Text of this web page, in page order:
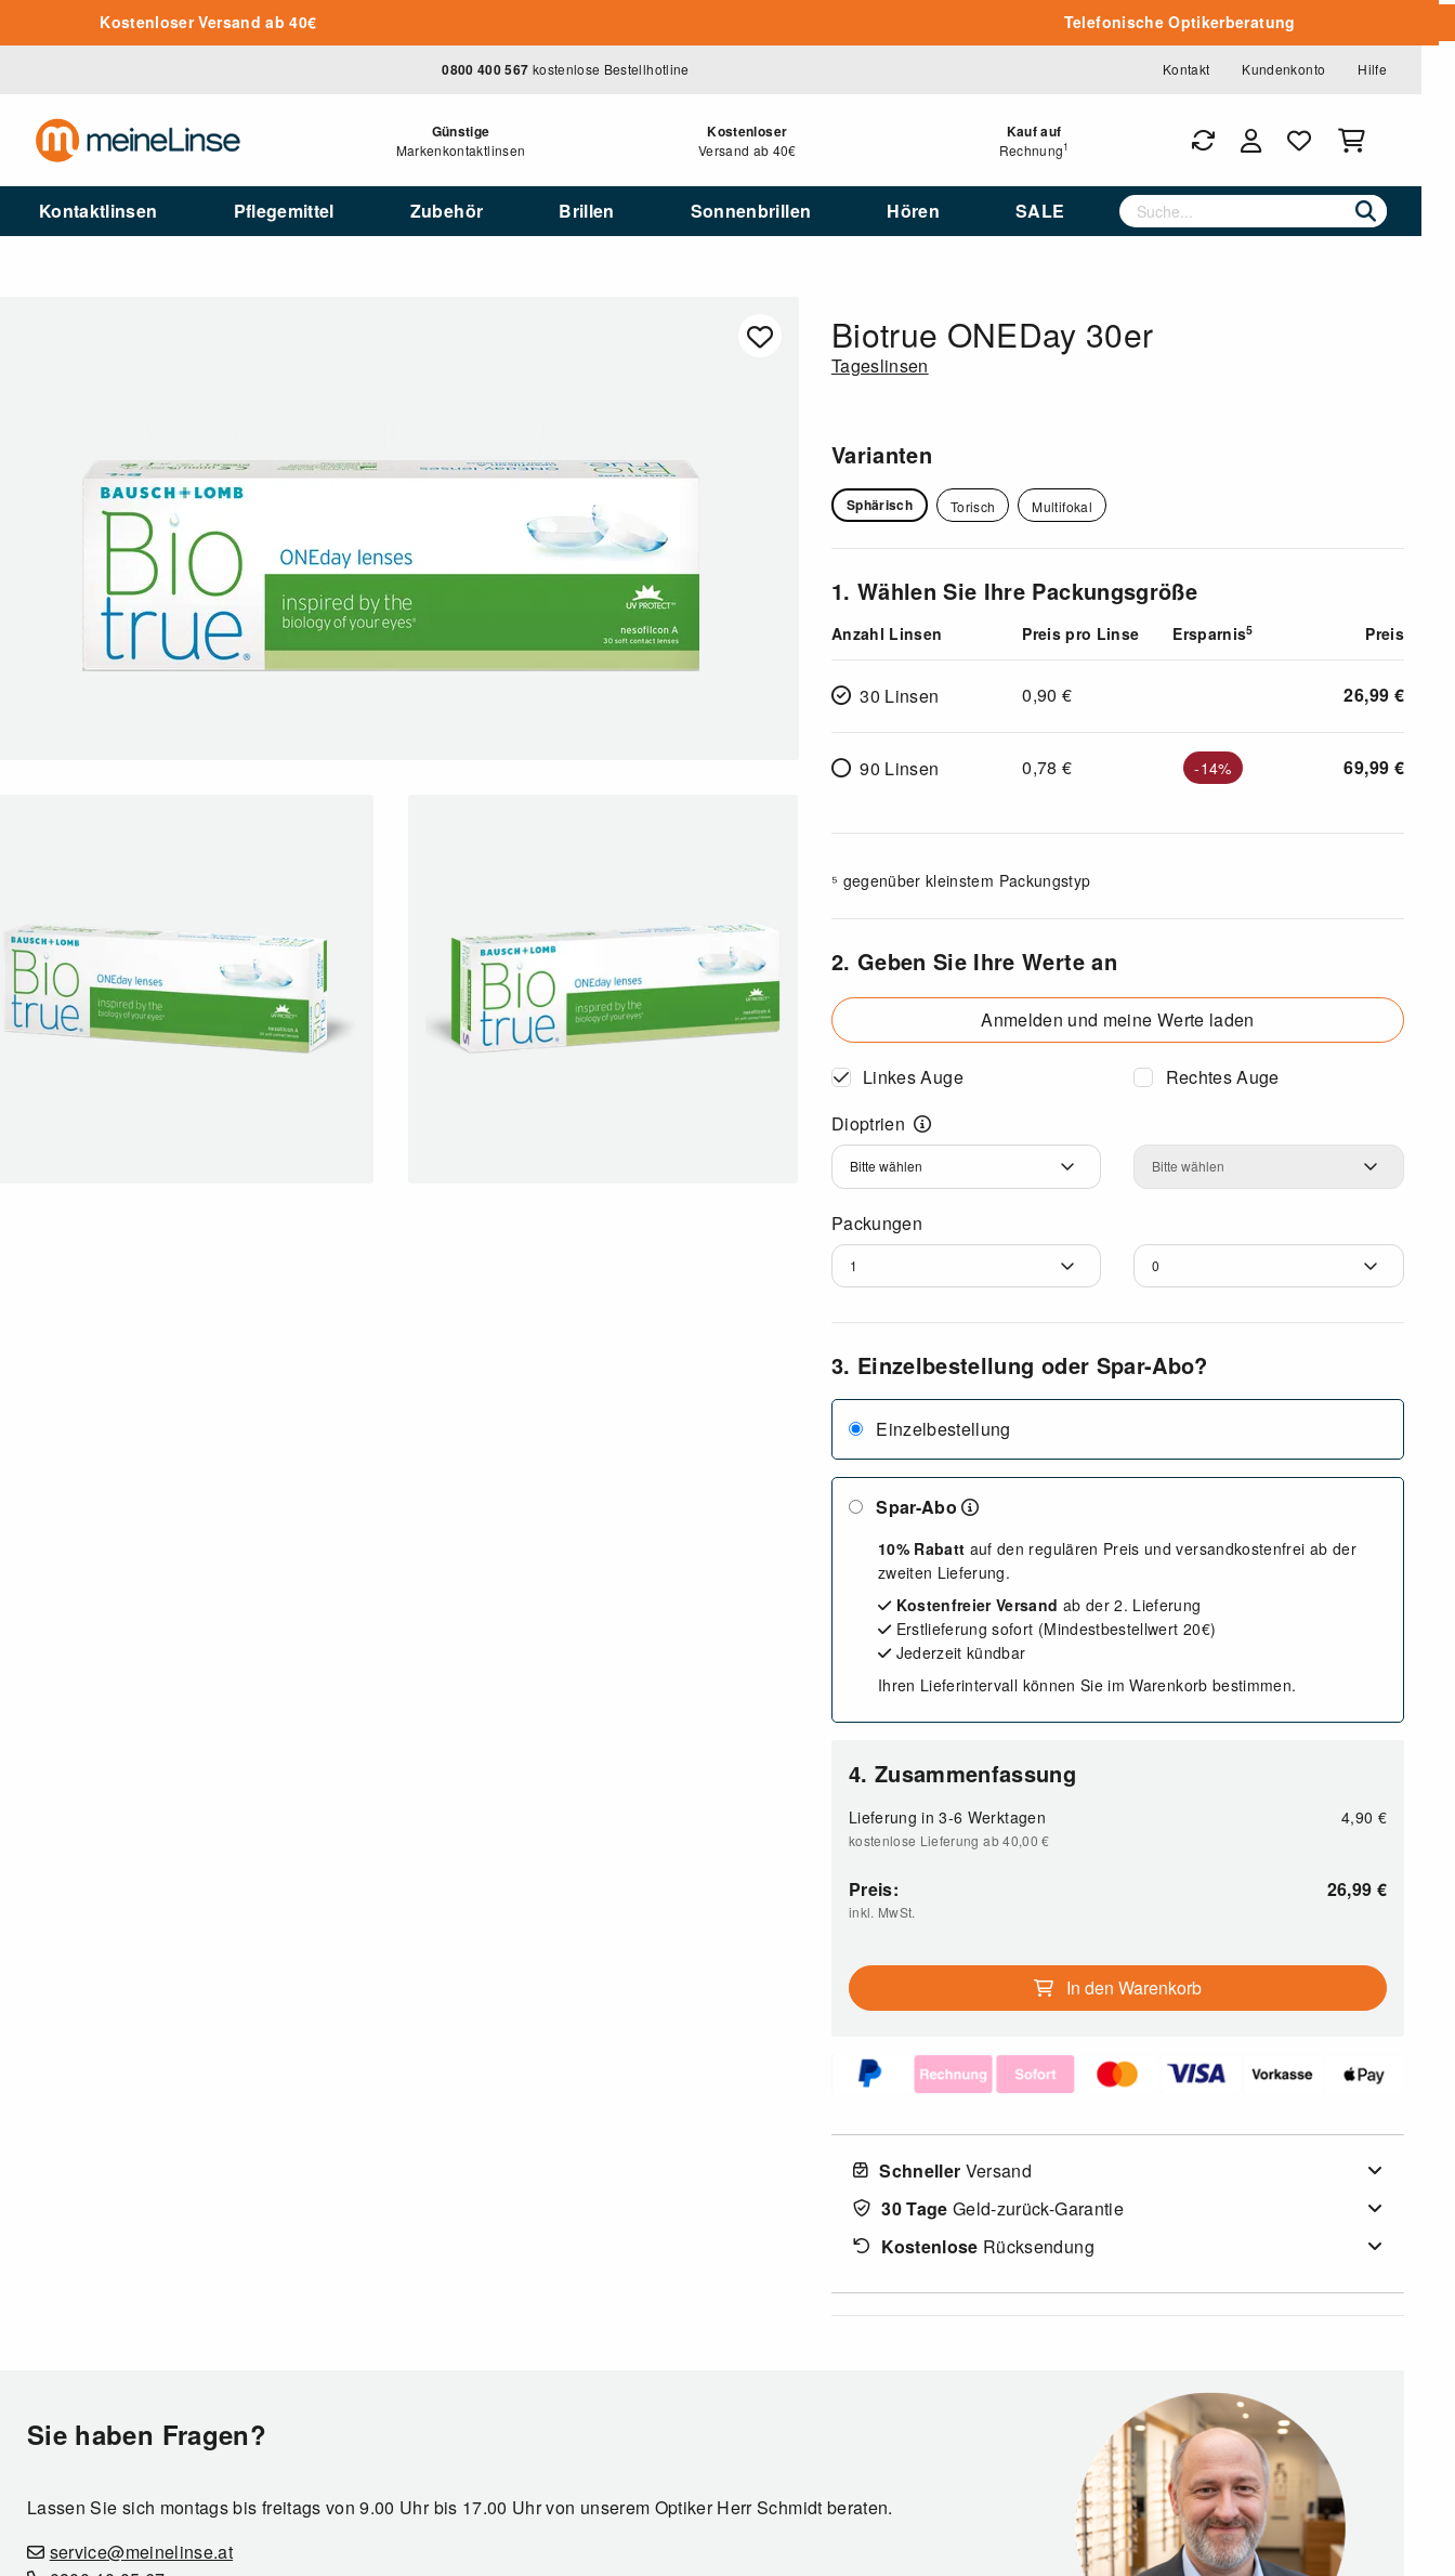
Zum Hauptinhalt springen
Kostenloser Versand ab 40€ Telefonische Optikerberatung
0800 400 567 kostenlose Bestellhotline Kontakt Kundenkonto Hilfe
Günstige
Markenkontaktlinsen
Kostenloser
Versand ab 40€
Kauf auf
Rechnung1
Kontaktlinsen Pflegemittel Zubehör Brillen Sonnenbrillen Hören SALE
Biotrue ONEDay 30er
Tageslinsen
Varianten
Sphärisch Torisch Multifokal
1. Wählen Sie Ihre Packungsgröße
Anzahl Linsen Preis pro Linse Ersparnis5 Preis
30 Linsen 0,90 € 26,99 €
90 Linsen 0,78 € -14% 69,99 €
⁵ gegenüber kleinstem Packungstyp
2. Geben Sie Ihre Werte an
Anmelden und meine Werte laden
Linkes Auge
Rechtes Auge
Dioptrien
Dioptrien
Dioptrien
Packungen
3. Einzelbestellung oder Spar-Abo?
Einzelbestellung
Spar-Abo
10% Rabatt auf den regulären Preis und versandkostenfrei ab der
zweiten Lieferung.
Kostenfreier Versand ab der 2. Lieferung
Erstlieferung sofort (Mindestbestellwert 20€)
Jederzeit kündbar
Ihren Lieferintervall können Sie im Warenkorb bestimmen.
4. Zusammenfassung
Lieferung in 3-6 Werktagen 4,90 €
kostenlose Lieferung ab 40,00€
Preis:
inkl. MwSt.
26,99 €
In den Warenkorb
Schneller Versand
30 Tage Geld-zurück-Garantie
Kostenlose Rücksendung
Sie haben Fragen?
Lassen Sie sich montags bis freitags von 9.00 Uhr bis 17.00 Uhr von unserem Optiker Herr Schmidt beraten.
service@meinelinse.at